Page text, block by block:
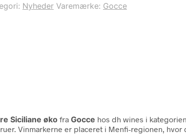
Nyheder Varemærke: Gocce
Siciliane øko fra Gocce hos dh wines i kategorien
Vinmarkerne er placeret i Menfi-regionen,